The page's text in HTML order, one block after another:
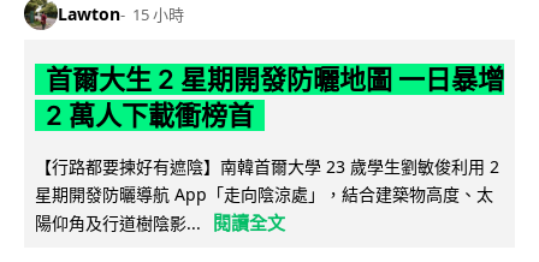
Lawton 15 小時
首爾大生 2 星期開發防曬地圖 一日暴增
2 萬人下載衝榜首
【行路都要揀好有遮陰】南韓首爾大學 23 歲學生劉敏俊利用 2
星期開發防曬導航 App「走向陰涼處」，結合建築物高度、太
陽仰角及行道樹陰影...
閱讀全文